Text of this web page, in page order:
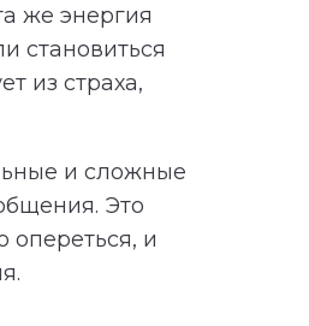
же энергия
становиться
из страха,
и сложные
Это
опереться, и